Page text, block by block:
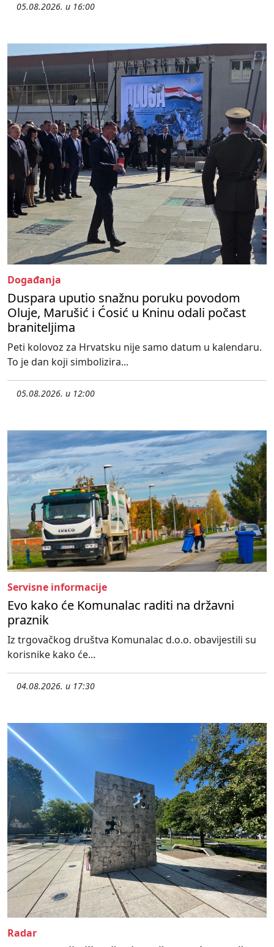
05.08.2026. u 16:00
Događanja
Duspara uputio snažnu poruku povodom
Oluje, Marušić i Ćosić u Kninu odali počast
braniteljima
Peti kolovoz za Hrvatsku nije samo datum u kalendaru.
To je dan koji simbolizira...
05.08.2026. u 12:00
Servisne informacije
Evo kako će Komunalac raditi na državni
praznik
Iz trgovačkog društva Komunalac d.o.o. obavijestili su
korisnike kako će...
04.08.2026. u 17:30
Radar